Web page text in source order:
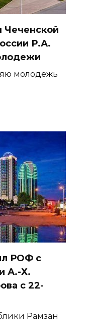
Чеченской
Р.А.
молодежь
РОФ с
А.-Х.
с 22-
Рамзан